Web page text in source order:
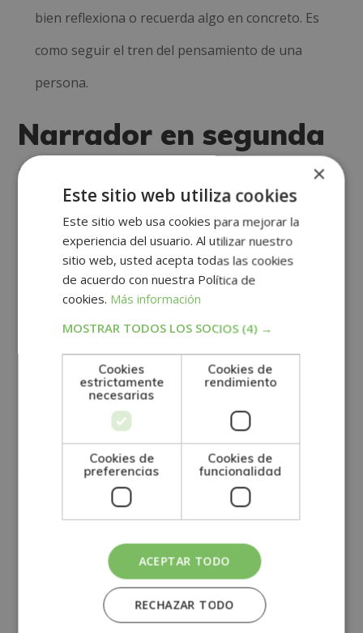
bien reflexiona o recuerda algo en concreto. Es
como seguir el tren del pensamiento de una
persona.
Narrador en segunda
persona
Es muypoco común y muy complicadode gestionar
correctamente. Una de las formas más habituales en
las que lo encontraremos, en cualquier caso, será en
formato epistolar. El texto se refiere a un tú o a un
Narrador en tercera
persona
Cuando nos encontramos con un narrador en tercera
persona, nos encontramos con quequien nos
cuenta la historia no participade la misma. La relata
desde fuera, completamente ajeno a los hechos.
Podemos diferenciar entredos tipos de narradores
en tercera persona:
×
Este sitio web utiliza cookies
Este sitio web usa cookies para mejorar la
experiencia del usuario. Al utilizar nuestro
sitio web, usted acepta todas las cookies
de acuerdo con nuestra Política de
cookies. Más información
MOSTRAR TODOS LOS SOCIOS (4) →
Cookies
estrictamente
necesarias
Cookies de
rendimiento
Cookies de
preferencias
Cookies de
funcionalidad
ACEPTAR TODO
RECHAZAR TODO